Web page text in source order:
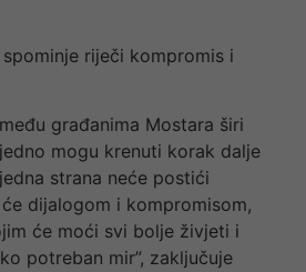
riječi kompromis i
građanima Mostara širi
mogu krenuti korak dalje
strana neće postići
dijalogom i kompromisom,
će moći svi bolje živjeti i
potreban mir”, zaključuje